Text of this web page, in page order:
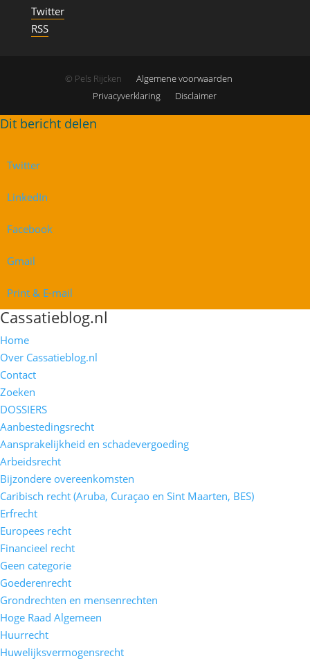
Twitter
RSS
© Pels Rijcken
Algemene voorwaarden
Privacyverklaring
Disclaimer
Twitter
LinkedIn
Facebook
Gmail
Print & E-mail
Cassatieblog.nl
Home
Over Cassatieblog.nl
Contact
Zoeken
DOSSIERS
Aanbestedingsrecht
Aansprakelijkheid en schadevergoeding
Arbeidsrecht
Bijzondere overeenkomsten
Caribisch recht (Aruba, Curaçao en Sint Maarten, BES)
Erfrecht
Europees recht
Financieel recht
Geen categorie
Goederenrecht
Grondrechten en mensenrechten
Hoge Raad Algemeen
Huurrecht
Huwelijksvermogensrecht